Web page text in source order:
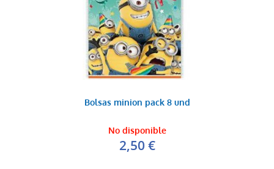
Bolsas minion pack 8 und
No disponible
2,50 €